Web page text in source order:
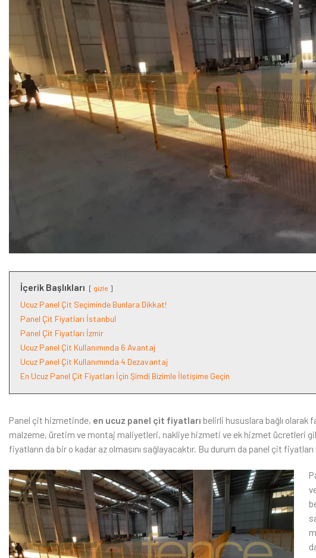
İçerik Başlıkları gizle
Ucuz Panel Çit Seçiminde Bunlara Dikkat!
Panel Çit Fiyatları İstanbul
Panel Çit Fiyatları İzmir
Ucuz Panel Çit Kullanımında 6 Avantaj
Ucuz Panel Çit Kullanımında 4 Dezavantaj
En Ucuz Panel Çit Fiyatları İçin Şimdi Bizimle İletişime Geçin
Panel çit hizmetinde, en ucuz panel çit fiyatları belirli hususlara bağlı olarak
malzeme, üretim ve montaj maliyetleri, nakliye hizmeti ve ek hizmet ücretleri
fiyatların da bir o kadar az olmasını sağlayacaktır. Bu durum da panel çit